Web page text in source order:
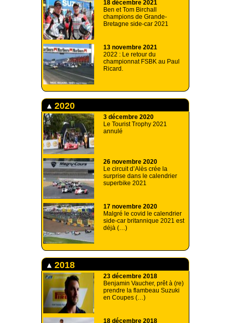
18 décembre 2021
Ben et Tom Birchall
champions de Grande-
Bretagne side-car 2021
13 novembre 2021
2022 : Le retour du
championnat FSBK au Paul
Ricard.
2020
3 décembre 2020
Le Tourist Trophy 2021
annulé
26 novembre 2020
Le circuit d’Alès crée la
surprise dans le calendrier
superbike 2021
17 novembre 2020
Malgré le covid le calendrier
side-car britannique 2021 est
déjà (…)
2018
23 décembre 2018
Benjamin Vaucher, prêt à (re)
prendre la flambeau Suzuki
en Coupes (…)
18 décembre 2018